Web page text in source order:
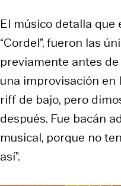
El músico detalla que
“Cordel”, fueron las
previamente antes
una improvisación en
riff de bajo, pero
después. Fue bacán
musical, porque no
así”.